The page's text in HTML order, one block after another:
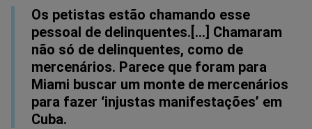
Os petistas estão chamando esse
pessoal de delinquentes.[...] Chamaram
não só de delinquentes, como de
mercenários. Parece que foram para
Miami buscar um monte de mercenários
para fazer ‘injustas manifestações’ em
Cuba.